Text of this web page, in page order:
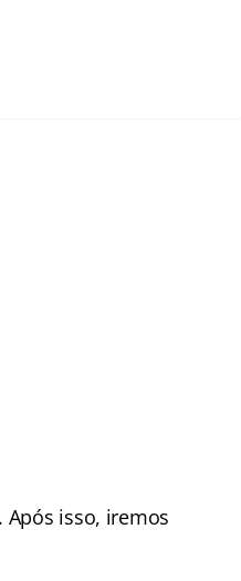
isso, iremos